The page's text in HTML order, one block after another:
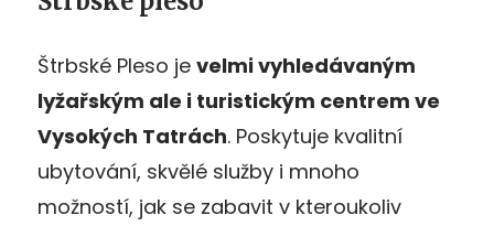
Štrbské Pleso je velmi vyhledávaným
lyžařským ale i turistickým centrem ve
Vysokých Tatrách. Poskytuje kvalitní
ubytování, skvělé služby i mnoho
možností, jak se zabavit v kteroukoliv